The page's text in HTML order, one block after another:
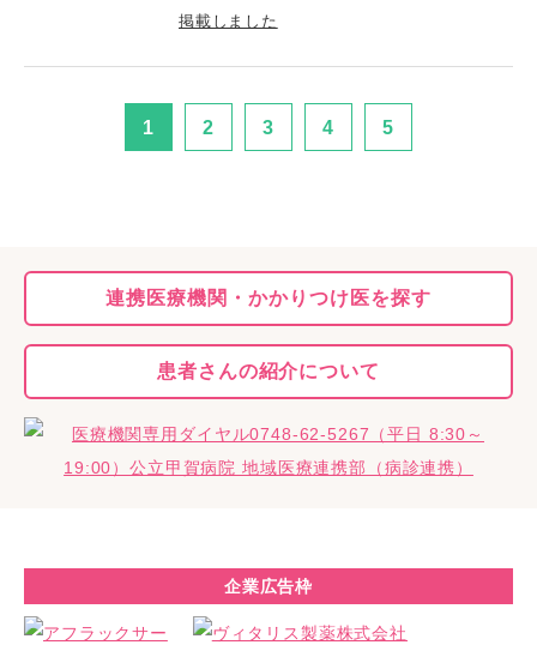
掲載しました
1 2 3 4 5
連携医療機関・かかりつけ医を探す
患者さんの紹介について
企業広告枠